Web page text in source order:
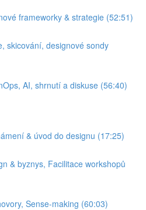
frameworky & strategie (52:51)
skicování, designové sondy
AI, shrnutí a diskuse (56:40)
& úvod do designu (17:25)
& byznys, Facilitace workshopů
Sense-making (60:03)